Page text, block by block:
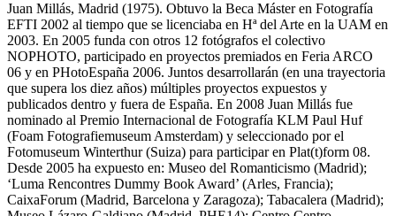
Juan Millás, Madrid (1975). Obtuvo la Beca Máster en Fotografía
EFTI 2002 al tiempo que se licenciaba en Hª del Arte en la UAM en
2003. En 2005 funda con otros 12 fotógrafos el colectivo
NOPHOTO, participado en proyectos premiados en Feria ARCO
06 y en PHotoEspaña 2006. Juntos desarrollarán (en una trayectoria
que supera los diez años) múltiples proyectos expuestos y
publicados dentro y fuera de España. En 2008 Juan Millás fue
nominado al Premio Internacional de Fotografía KLM Paul Huf
(Foam Fotografiemuseum Amsterdam) y seleccionado por el
Fotomuseum Winterthur (Suiza) para participar en Plat(t)form 08.
Desde 2005 ha expuesto en: Museo del Romanticismo (Madrid);
‘Luma Rencontres Dummy Book Award’ (Arles, Francia);
CaixaForum (Madrid, Barcelona y Zaragoza); Tabacalera (Madrid);